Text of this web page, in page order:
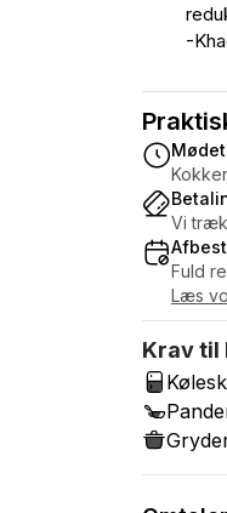
-
Vi
Fuld
Læs
Krav til